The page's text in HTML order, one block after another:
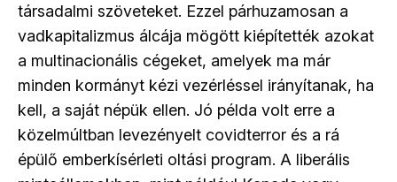
társadalmi szöveteket. Ezzel párhuzamosan a
vadkapitalizmus álcája mögött kiépítették azokat
a multinacionális cégeket, amelyek ma már
minden kormányt kézi vezérléssel irányítanak, ha
kell, a saját népük ellen. Jó példa volt erre a
közelmúltban levezényelt covidterror és a rá
épülő emberkísérleti oltási program. A liberális